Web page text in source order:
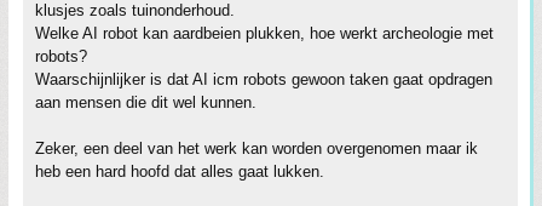
klusjes zoals tuinonderhoud.
Welke AI robot kan aardbeien plukken, hoe werkt archeologie met
robots?
Waarschijnlijker is dat AI icm robots gewoon taken gaat opdragen
aan mensen die dit wel kunnen.
Zeker, een deel van het werk kan worden overgenomen maar ik
heb een hard hoofd dat alles gaat lukken.